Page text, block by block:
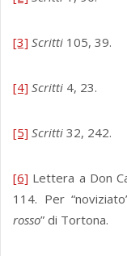
[3] Scritti 105, 39.
[4] Scritti 4, 23.
[5] Scritti 32, 242.
[6] Lettera a Don
114. Per
rosso” di Tortona.